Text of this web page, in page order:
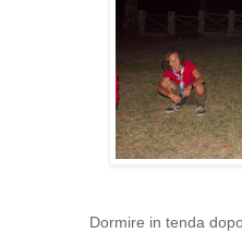
Dormire in tenda